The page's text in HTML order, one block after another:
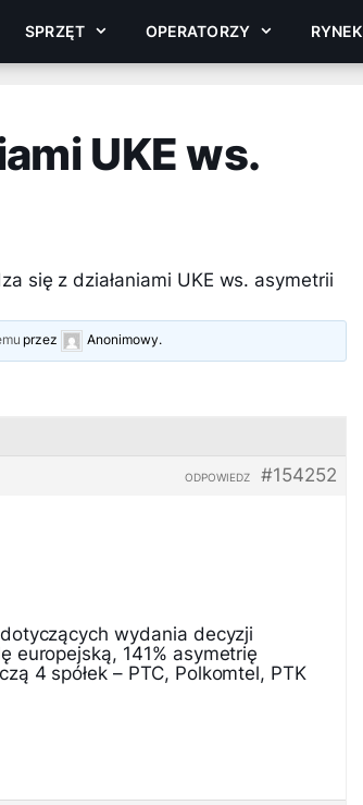
SPRZĘT OPERATORZY RYNEK
UKE ws.
się z działaniami UKE ws. asymetrii
przez Anonimowy.
#154252
ODPOWIEDZ
wydania decyzji
europejską, 141% asymetrię
4 spółek – PTC, Polkomtel, PTK